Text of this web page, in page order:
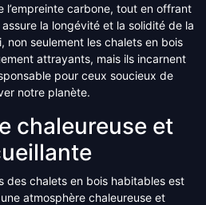
carbone, tout en offrant
la longévité et la solidité de la
non seulement les chalets en bois
attrayants, mais ils incarnent
pour ceux soucieux de
notre planète.
chaleureuse et
des chalets en bois habitables est
atmosphère chaleureuse et